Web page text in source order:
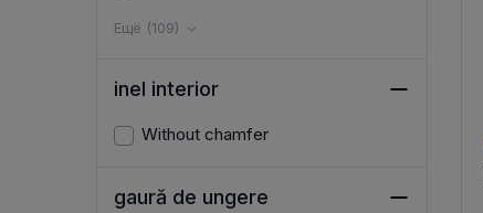
Ещё (109)
inel interior
Without chamfer
gaură de ungere